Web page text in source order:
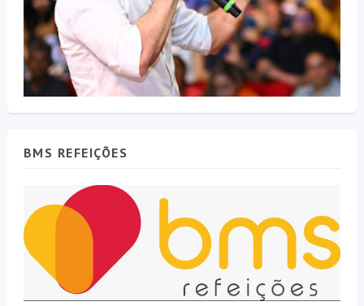
BMS REFEIÇÕES